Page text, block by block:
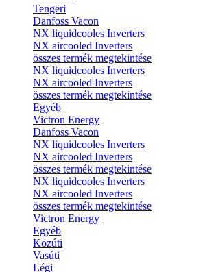
Tengeri
Danfoss Vacon
NX liquidcooles Inverters
NX aircooled Inverters
összes termék megtekintése
NX liquidcooles Inverters
NX aircooled Inverters
összes termék megtekintése
Egyéb
Victron Energy
Danfoss Vacon
NX liquidcooles Inverters
NX aircooled Inverters
összes termék megtekintése
NX liquidcooles Inverters
NX aircooled Inverters
összes termék megtekintése
Victron Energy
Egyéb
Közúti
Vasúti
Légi